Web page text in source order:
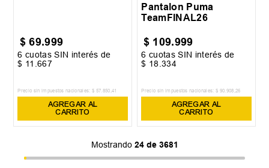
$ 69.999
6 cuotas SIN interés de
$ 11 .667
Precio sin impuestos nacionales: $ 57 850 41
AGREGAR AL
CARRITO
Pantalon Puma
TeamFINAL26
$ 109.999
6 cuotas SIN interés de
$ 18 .334
Precio sin impuestos nacionales: $ 90 908 26
AGREGAR AL
CARRITO
Mostrando 24 de 3681